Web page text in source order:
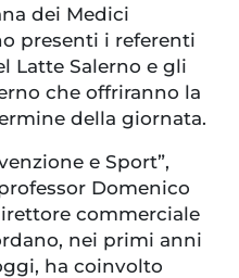
dei Medici
presenti i referenti
Latte Salerno e gli
che offriranno la
della giornata.
e Sport”,
Domenico
commerciale
nei primi anni
ha coinvolto